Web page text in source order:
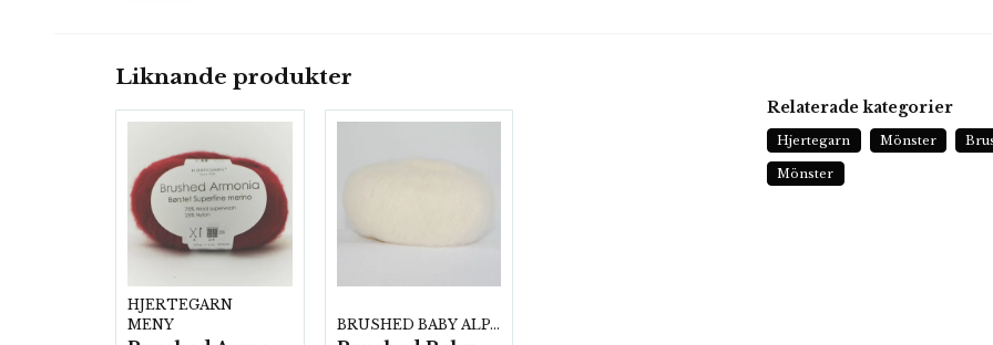
Liknande produkter
HJERTEGARN
MENY
BRUSHED BABY ALPACA
Relaterade kategorier
Hjertegarn Mönster
Mönster